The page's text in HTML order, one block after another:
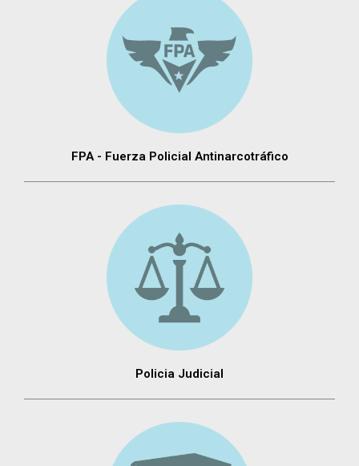
FPA - Fuerza Policial Antinarcotráfico
Policia Judicial